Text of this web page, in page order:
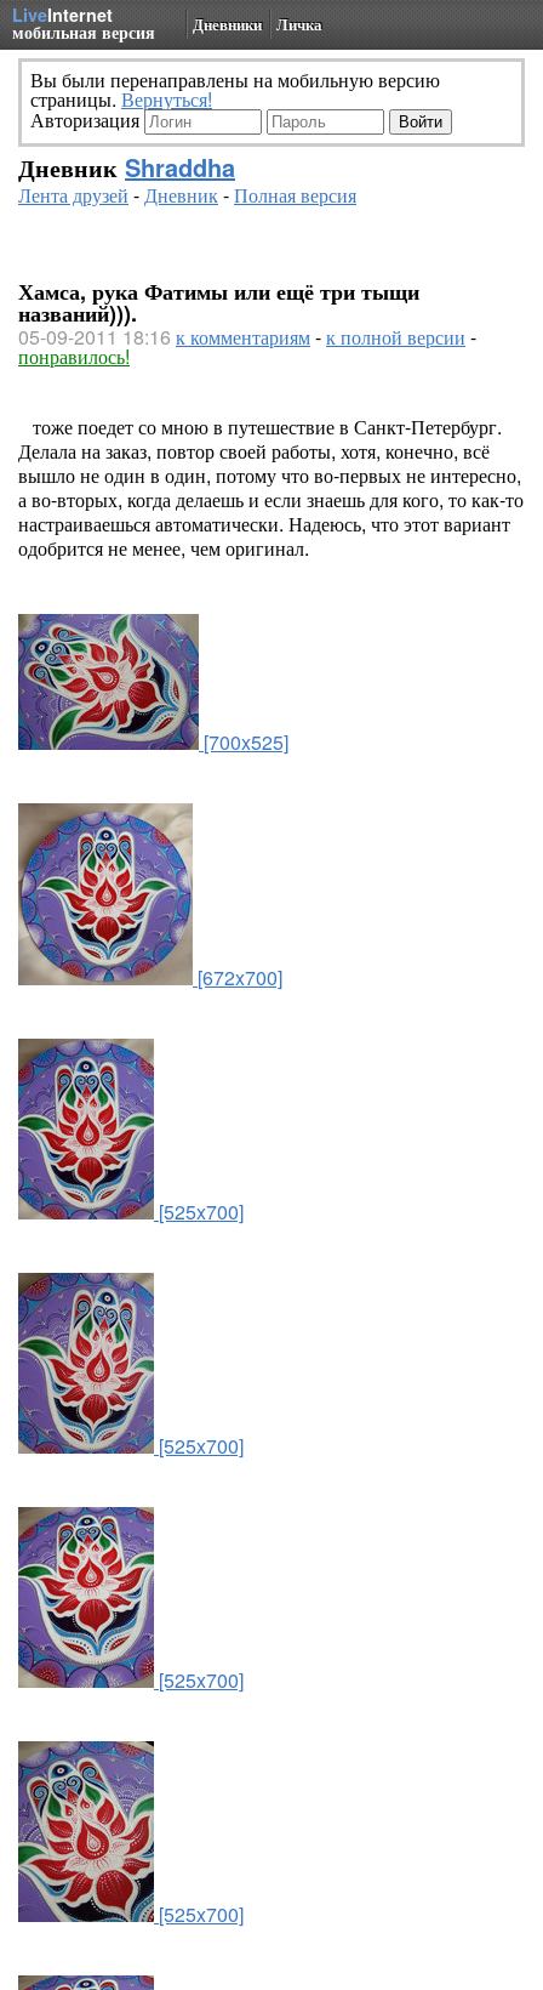
LiveInternet
мобильная версия Дневники Личка
Вы были перенаправлены на мобильную версию
страницы. Вернуться!
Авторизация
Дневник Shraddha
Лента друзей -Дневник-Полная версия
Хамса, рука Фатимы или ещё три тыщи
названий))).
05-09-2011 18:16 к комментариям-к полной версии -
понравилось!
тоже поедет со мною в путешествие в Санкт-Петербург.
Делала на заказ, повтор своей работы, хотя, конечно, всё
вышло не один в один, потому что во-первых не интересно,
а во-вторых, когда делаешь и если знаешь для кого, то как-то
настраиваешься автоматически. Надеюсь, что этот вариант
одобрится не менее, чем оригинал.
[700x525]
[672x700]
[525x700]
[525x700]
[525x700]
[525x700]